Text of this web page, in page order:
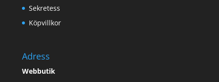
Sekretess
Köpvillkor
Adress
Webbutik